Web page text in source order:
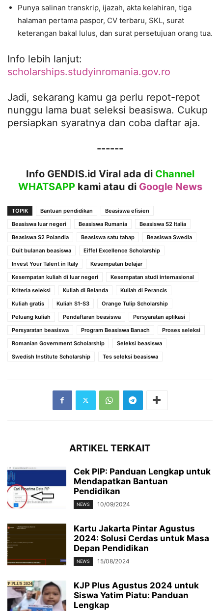
Punya salinan transkrip, ijazah, akta kelahiran, tiga
halaman pertama paspor, CV terbaru, SKL, surat
keterangan bakal lulus, dan surat persetujuan orang tua.
Info lebih lanjut:
scholarships.studyinromania.gov.ro
Jadi, sekarang kamu ga perlu repot-repot
nunggu lama buat seleksi beasiswa. Cukup
persiapkan syaratnya dan coba daftar aja.
------
Info GENDIS.id Viral ada di Channel
WHATSAPPkami atau di Google News
TOPIK Bantuan pendidikan
Beasiswa efisien
Beasiswa luar negeri
Beasiswa Rumania
Beasiswa S2 Italia
Beasiswa S2 Polandia
Beasiswa satu tahap
Beasiswa Swedia
Duit bulanan beasiswa
Eiffel Excellence Scholarship
Invest Your Talent in Italy
Kesempatan belajar
Kesempatan kuliah di luar negeri
Kesempatan studi internasional
Kriteria seleksi
Kuliah di Belanda
Kuliah di Perancis
Kuliah gratis
Kuliah S1-S3
Orange Tulip Scholarship
Peluang kuliah
Pendaftaran beasiswa
Persyaratan aplikasi
Persyaratan beasiswa
Program Beasiswa Banach
Proses seleksi
Romanian Government Scholarship
Seleksi beasiswa
Swedish Institute Scholarship
Tes seleksi beasiswa
ARTIKEL TERKAIT
Cek PIP: Panduan Lengkap untuk
Mendapatkan Bantuan
Pendidikan
NEWS 10/09/2024
Kartu Jakarta Pintar Agustus
2024: Solusi Cerdas untuk Masa
Depan Pendidikan
NEWS 15/08/2024
KJP Plus Agustus 2024 untuk
Siswa Yatim Piatu: Panduan
Lengkap